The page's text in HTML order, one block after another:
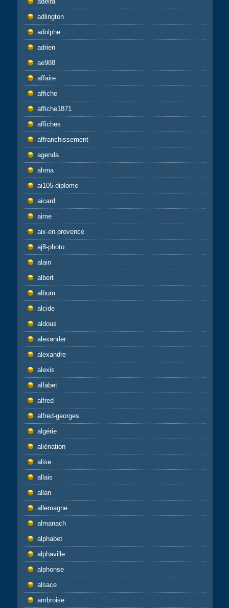
adlington
adolphe
adrien
ae988
affaire
affiche
affiche1871
affiches
affranchissement
agenda
ahma
ai105-diplome
aicard
aime
aix-en-provence
aj8-photo
alain
albert
album
alcide
aldous
alexander
alexandre
alexis
alfabet
alfred
alfred-georges
algérie
aliénation
alise
allais
allan
allemagne
almanach
alphabet
alphaville
alphonse
alsace
ambroise